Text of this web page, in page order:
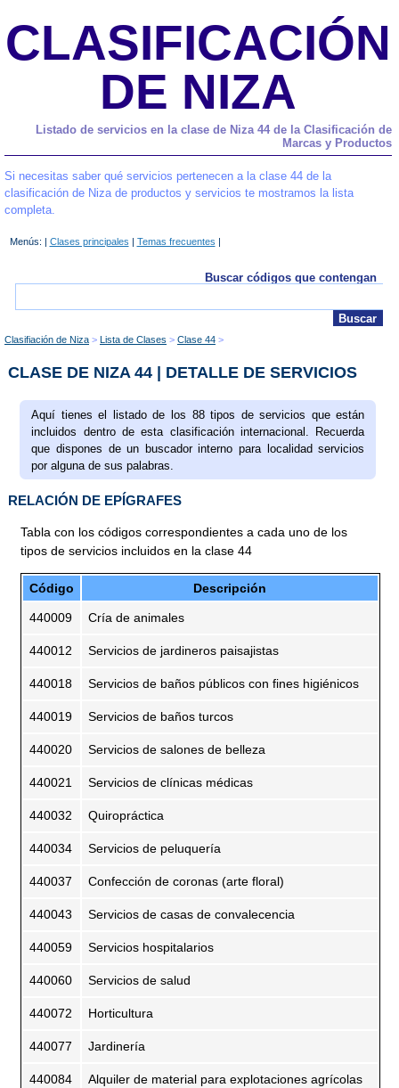
CLASIFICACIÓN
DE NIZA
Listado de servicios en la clase de Niza 44 de la Clasificación de
Marcas y Productos
Si necesitas saber qué servicios pertenecen a la clase 44 de la
clasificación de Niza de productos y servicios te mostramos la lista
completa.
Menús: | Clases principales | Temas frecuentes |
Buscar códigos que contengan
Clasifiación de Niza Lista de Clases Clase 44
CLASE DE NIZA 44 | DETALLE DE SERVICIOS
Aquí tienes el listado de los 88 tipos de servicios que están
incluidos dentro de esta clasificación internacional. Recuerda
que dispones de un buscador interno para localidad servicios
por alguna de sus palabras.
RELACIÓN DE EPÍGRAFES
Tabla con los códigos correspondientes a cada uno de los
tipos de servicios incluidos en la clase 44
Código Descripción
440009 Cría de animales
440012 Servicios de jardineros paisajistas
440018 Servicios de baños públicos con fines higiénicos
440019 Servicios de baños turcos
440020 Servicios de salones de belleza
440021 Servicios de clínicas médicas
440032 Quiropráctica
440034 Servicios de peluquería
440037 Confección de coronas (arte floral)
440043 Servicios de casas de convalecencia
440059 Servicios hospitalarios
440060 Servicios de salud
440072 Horticultura
440077 Jardinería
440084 Alquiler de material para explotaciones agrícolas